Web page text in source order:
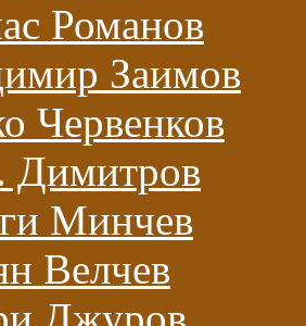
Романов
Заимов
Червенков
Димитров
Минчев
Велчев